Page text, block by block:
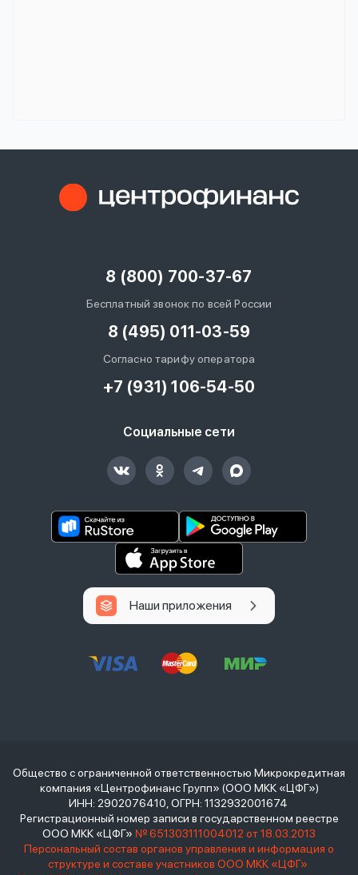
8 (800) 700-37-67
Бесплатный звонок по всей России
8 (495) 011-03-59
Согласно тарифу оператора
+7 (931) 106-54-50
Социальные сети
Наши приложения
Общество с ограниченной ответственностью Микрокредитная
компания «Центрофинанс Групп» (ООО МКК «ЦФГ»)
ИНН: 2902076410, ОГРН: 1132932001674
Регистрационный номер записи в государственном реестре
ООО МКК «ЦФГ» № 651303111004012 от 18.03.2013
Персональный состав органов управления и информация о
структуре и составе участников ООО МКК «ЦФГ»